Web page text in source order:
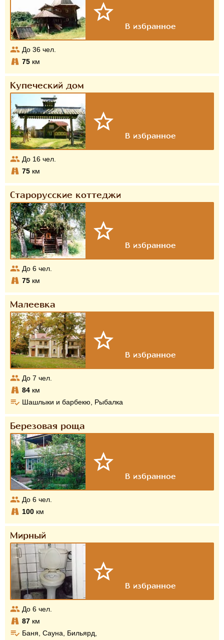
До 36 чел.
75 км
Купеческий дом
До 16 чел.
75 км
Старорусские коттеджи
До 6 чел.
75 км
Малеевка
До 7 чел.
84 км
Шашлыки и барбекю, Рыбалка
Березовая роща
До 6 чел.
100 км
Мирный
До 6 чел.
87 км
Баня, Сауна, Бильярд,